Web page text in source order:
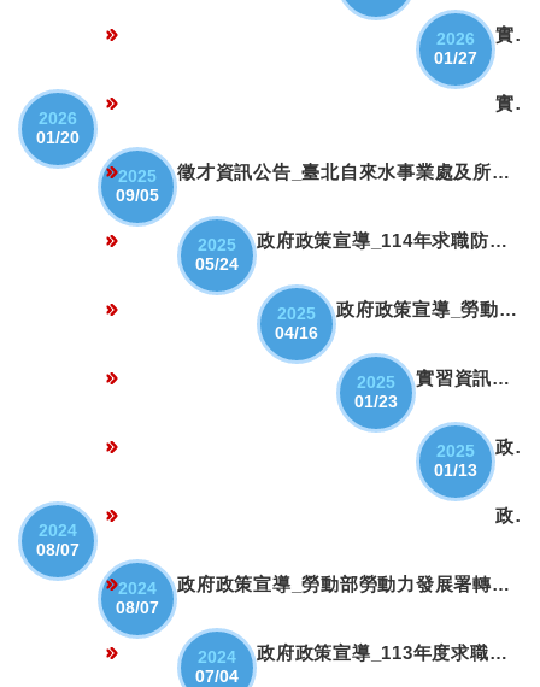
2026
01/27
實習資訊公告_勞動部勞動力發展署桃竹苗分數115年度連結重點產...
2026
01/20
實習資訊公告_南投縣政府衛生局115年學生實習
2025
09/05
徵才資訊公告_臺北自來水事業處及所屬工程總隊114年 新進職員(...
2025
05/24
政府政策宣導_114年求職防騙暨就業隱私維護宣傳
2025
04/16
政府政策宣導_勞動部勞動力發展署提供之求職（打工）相關宣導素...
2025
01/23
實習資訊公告_教育部來函關於外國學生參與校外實習課程與工讀一...
2025
01/13
政府政策宣導_工讀生勞動權益與義務
2024
08/07
政府政策宣導_勞動部檢送「外國人從事就業服務法第四十六條第一...
2024
08/07
政府政策宣導_勞動部勞動力發展署轉知台灣就業通名稱遭詐騙訊息...
2024
07/04
政府政策宣導_113年度求職防騙暨就業隱私維護宣導